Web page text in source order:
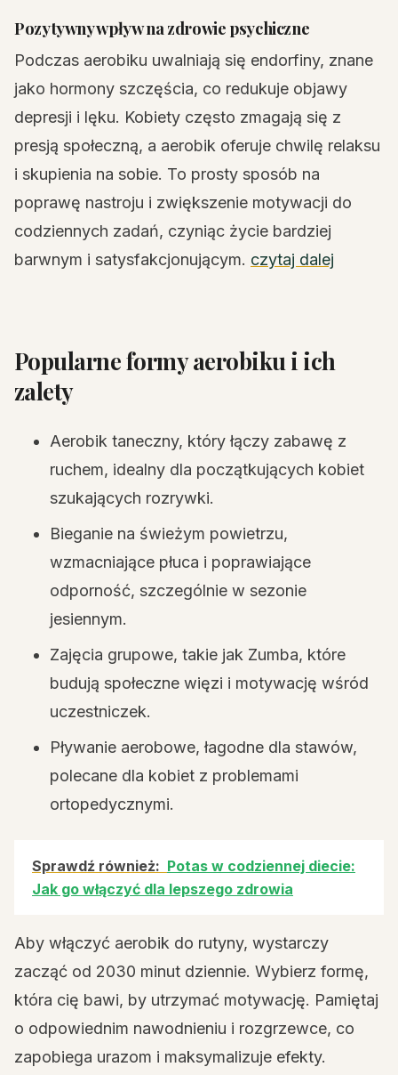
Pozytywny wpływ na zdrowie psychiczne
Podczas aerobiku uwalniają się endorfiny, znane
jako hormony szczęścia, co redukuje objawy
depresji i lęku. Kobiety często zmagają się z
presją społeczną, a aerobik oferuje chwilę relaksu
i skupienia na sobie. To prosty sposób na
poprawę nastroju i zwiększenie motywacji do
codziennych zadań, czyniąc życie bardziej
barwnym i satysfakcjonującym. czytaj dalej
Popularne formy aerobiku i ich
zalety
Aerobik taneczny, który łączy zabawę z
ruchem, idealny dla początkujących kobiet
szukających rozrywki.
Bieganie na świeżym powietrzu,
wzmacniające płuca i poprawiające
odporność, szczególnie w sezonie
jesiennym.
Zajęcia grupowe, takie jak Zumba, które
budują społeczne więzi i motywację wśród
uczestniczek.
Pływanie aerobowe, łagodne dla stawów,
polecane dla kobiet z problemami
ortopedycznymi.
Sprawdź również: Potas w codziennej diecie:
Jak go włączyć dla lepszego zdrowia
Aby włączyć aerobik do rutyny, wystarczy
zacząć od 2030 minut dziennie. Wybierz formę,
która cię bawi, by utrzymać motywację. Pamiętaj
o odpowiednim nawodnieniu i rozgrzewce, co
zapobiega urazom i maksymalizuje efekty.